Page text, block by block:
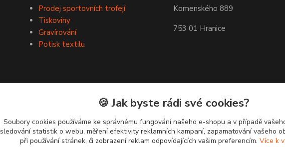
Prodej sportovních trofejí
Tiskoviny
Gravírování
Potisk textilu
Komenského 889
753 01 Hranice
🍪 Jak byste rádi své cookies?
Soubory cookies používáme ke správnému fungování našeho e-shopu a v případě
sledování statistik o webu, měření efektivity reklamních kampaní, zapamatování vašeho
při používání stránek, či zobrazení reklam odpovídajících vašim preferencím. Více k